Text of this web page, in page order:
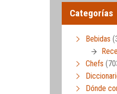
Categorías
Bebidas
Chefs
Dónde